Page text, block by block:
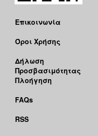
Επικοινωνία
Όροι Χρήσης
Δήλωση
Προσβασιμότητας
Πλοήγηση
FAQs
RSS